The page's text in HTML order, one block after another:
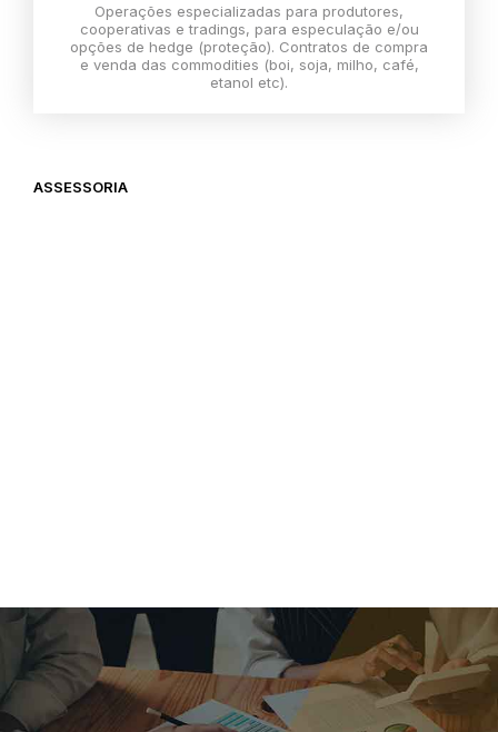
Operações especializadas para produtores,
cooperativas e tradings, para especulação e/ou
opções de hedge (proteção). Contratos de compra
e venda das commodities (boi, soja, milho, café,
etanol etc).
ASSESSORIA